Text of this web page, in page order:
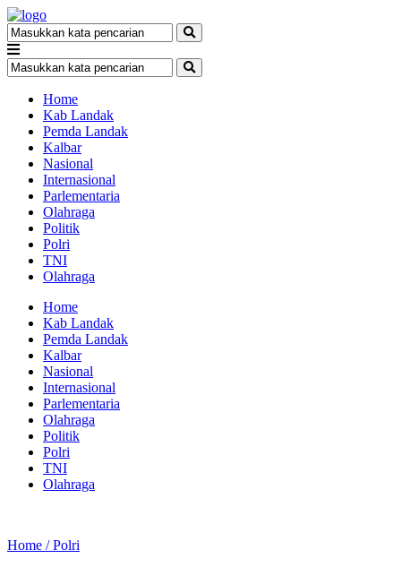
Home
Kab Landak
Pemda Landak
Kalbar
Nasional
Internasional
Parlementaria
Olahraga
Politik
Polri
TNI
Olahraga
Home
Kab Landak
Pemda Landak
Kalbar
Nasional
Internasional
Parlementaria
Olahraga
Politik
Polri
TNI
Olahraga
Home /Polri